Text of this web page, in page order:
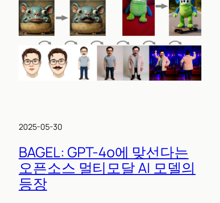
2025-05-30
BAGEL: GPT-4o에 맞선다는
오픈소스 멀티모달 AI 모델의
등장